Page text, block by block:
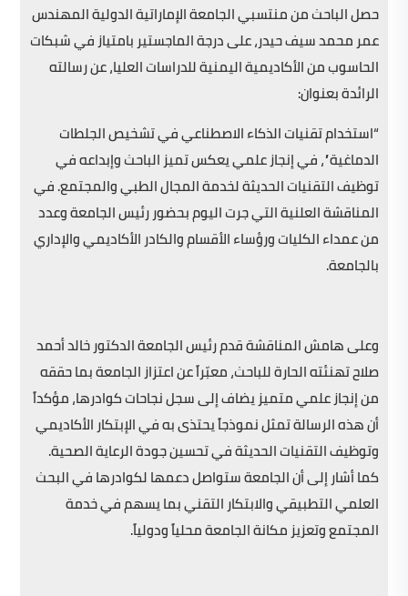
حصل الباحث من منتسبي الجامعة الإماراتية الدولية المهندس
عمر محمد سيف حيدر، على درجة الماجستير بامتياز في شبكات
الحاسوب من الأكاديمية اليمنية للدراسات العليا، عن رسالته
الرائدة بعنوان:
“استخدام تقنيات الذكاء الاصطناعي في تشخيص الجلطات
الدماغية”، في إنجاز علمي يعكس تميز الباحث وإبداعه في
توظيف التقنيات الحديثة لخدمة المجال الطبي والمجتمع. في
المناقشة العلنية التي جرت اليوم بحضور رئيس الجامعة وعدد
من عمداء الكليات ورؤساء الأقسام والكادر الأكاديمي والإداري
بالجامعة.
وعلى هامش المناقشة قدم رئيس الجامعة الدكتور خالد أحمد
صلاح تهنئته الحارة للباحث، معبّراً عن اعتزاز الجامعة بما حققه
من إنجاز علمي متميز يضاف إلى سجل نجاحات كوادرها، مؤكداً
أن هذه الرسالة تمثل نموذجاً يحتذى به في الإبتكار الأكاديمي
وتوظيف التقنيات الحديثة في تحسين جودة الرعاية الصحية.
كما أشار إلى أن الجامعة ستواصل دعمها لكوادرها في البحث
العلمي التطبيقي والابتكار التقني بما يسهم في خدمة
المجتمع وتعزيز مكانة الجامعة محلياً ودولياً.